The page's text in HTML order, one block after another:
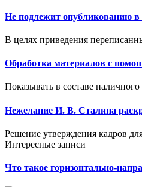
Не подлежит опубликованию
В целях приведения
Обработка материалов с
Показывать в составе
Нежелание И. В. Сталина
Решение утверждения кадров
Интересные записи
Что такое горизонтально-